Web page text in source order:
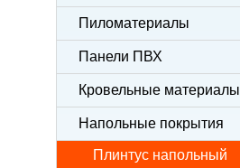
Пиломатериалы
Панели ПВХ
Кровельные материалы
Напольные покрытия
Плинтус напольный